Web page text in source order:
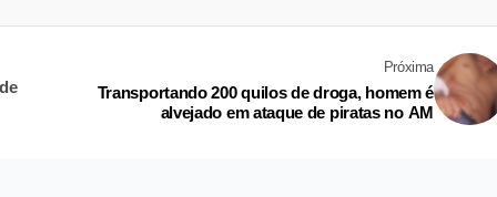
Próxima
Transportando 200 quilos de droga, homem é
alvejado em ataque de piratas no AM